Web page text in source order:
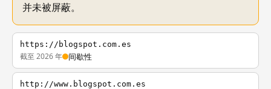
并未被屏蔽。
https://blogspot.com.es
截至 2026 年 间歇性
http://www.blogspot.com.es